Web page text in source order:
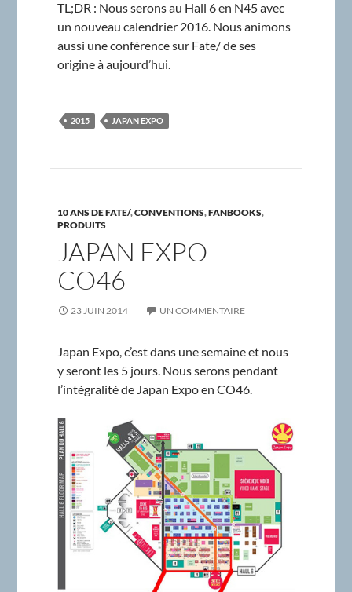
TL;DR : Nous serons au Hall 6 en N45 avec
un nouveau calendrier 2016. Nous animons
aussi une conférence sur Fate/ de ses
origine à aujourd’hui.
2015 JAPAN EXPO
10 ANS DE FATE/,CONVENTIONS,FANBOOKS,
PRODUITS
JAPAN EXPO –
CO46
23 JUIN 2014 UN COMMENTAIRE
Japan Expo, c’est dans une semaine et nous
y seront les 5 jours. Nous serons pendant
l’intégralité de Japan Expo en CO46.